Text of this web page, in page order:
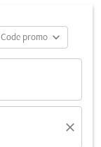
Code promo expand_more
close